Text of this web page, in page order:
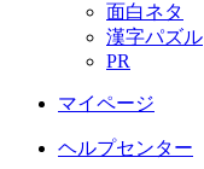
面白ネタ
漢字パズル
PR
マイページ
ヘルプセンター